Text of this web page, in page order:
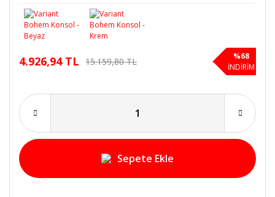
4.926,94 TL 15.159,80 TL
%68
İNDİRİM
Sepete Ekle